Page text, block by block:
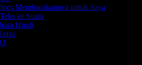
Membacakannya untuk Saya
ke Suara
Hindi